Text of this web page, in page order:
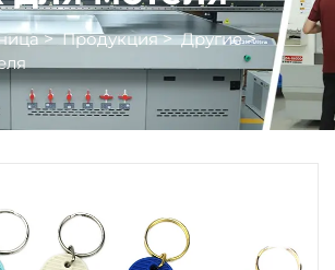
>Продукция>Другие>